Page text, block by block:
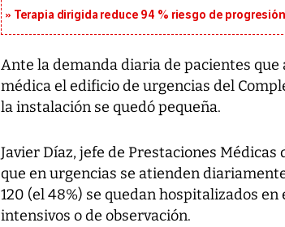
Terapia dirigida reduce 94 % riesgo de
Ante la demanda diaria de pacientes que
médica el edificio de urgencias del
la instalación se quedó pequeña.
Javier Díaz, jefe de Prestaciones Médicas
que en urgencias se atienden
120 (el 48%) se quedan hospitalizados
intensivos o de observación.